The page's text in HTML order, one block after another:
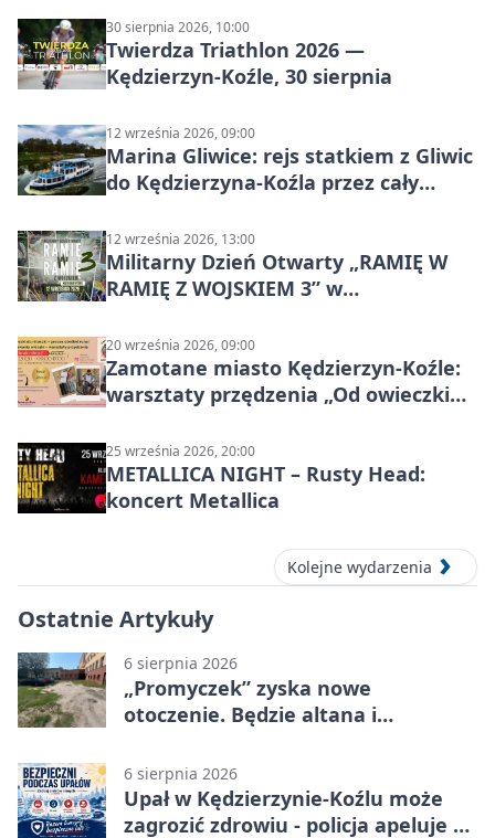
30 sierpnia 2026, 10:00
Twierdza Triathlon 2026 —
Kędzierzyn-Koźle, 30 sierpnia
12 września 2026, 09:00
Marina Gliwice: rejs statkiem z Gliwic
do Kędzierzyna-Koźla przez cały
12 września 2026, 13:00
Militarny Dzień Otwarty „RAMIĘ W
RAMIĘ Z WOJSKIEM 3” w
20 września 2026, 09:00
Zamotane miasto Kędzierzyn-Koźle:
warsztaty przędzenia „Od owieczki
25 września 2026, 20:00
METALLICA NIGHT – Rusty Head:
koncert Metallica
Kolejne wydarzenia
Ostatnie Artykuły
6 sierpnia 2026
„Promyczek” zyska nowe
otoczenie. Będzie altana i
6 sierpnia 2026
Upał w Kędzierzynie-Koźlu może
zagrozić zdrowiu - policja apeluje o